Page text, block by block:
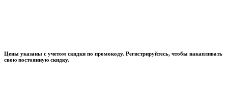
Цены указаны с учетом скидки по промокоду. Регистрируйтесь, чтобы накапливать
свою постоянную скидку.